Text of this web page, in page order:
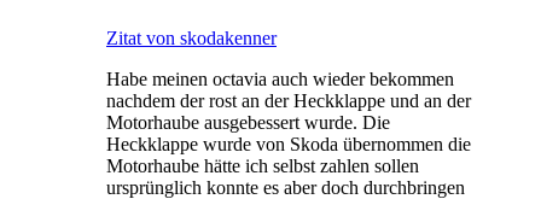
Zitat von skodakenner
Habe meinen octavia auch wieder bekommen
nachdem der rost an der Heckklappe und an der
Motorhaube ausgebessert wurde. Die
Heckklappe wurde von Skoda übernommen die
Motorhaube hätte ich selbst zahlen sollen
ursprünglich konnte es aber doch durchbringen